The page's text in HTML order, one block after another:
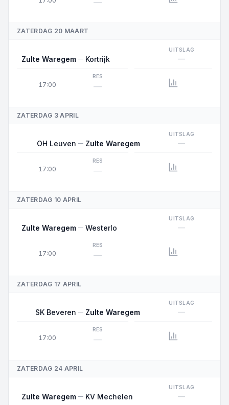
—
ZATERDAG 20 MAART
17:00
Zulte Waregem Kortrijk
UITSLAG
—
RES
—
ZATERDAG 3 APRIL
17:00
OH Leuven Zulte Waregem
UITSLAG
—
RES
—
ZATERDAG 10 APRIL
17:00
Zulte Waregem Westerlo
UITSLAG
—
RES
—
ZATERDAG 17 APRIL
17:00
SK Beveren Zulte Waregem
UITSLAG
—
RES
—
ZATERDAG 24 APRIL
Zulte Waregem KV Mechelen
UITSLAG
—